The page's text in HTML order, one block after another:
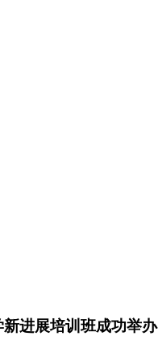
进展培训班成功举办